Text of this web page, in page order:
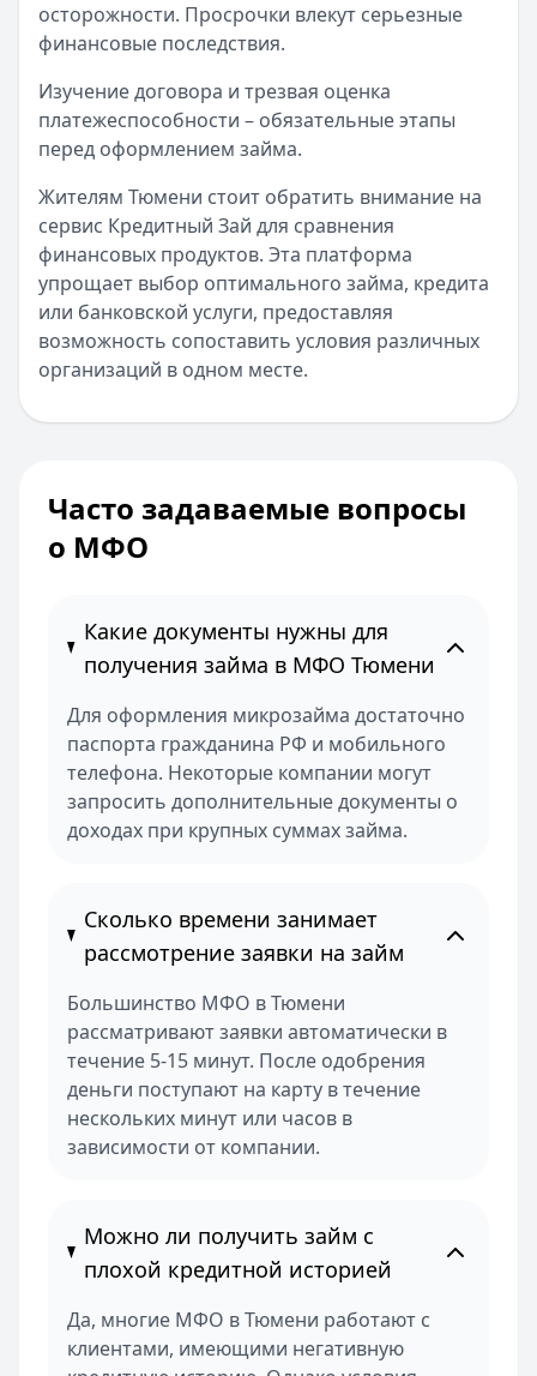
осторожности. Просрочки влекут серьезные
финансовые последствия.
Изучение договора и трезвая оценка
платежеспособности – обязательные этапы
перед оформлением займа.
Жителям Тюмени стоит обратить внимание на
сервис Кредитный Зай для сравнения
финансовых продуктов. Эта платформа
упрощает выбор оптимального займа, кредита
или банковской услуги, предоставляя
возможность сопоставить условия различных
организаций в одном месте.
Часто задаваемые вопросы
о МФО
Какие документы нужны для
получения займа в МФО Тюмени
Для оформления микрозайма достаточно
паспорта гражданина РФ и мобильного
телефона. Некоторые компании могут
запросить дополнительные документы о
доходах при крупных суммах займа.
Сколько времени занимает
рассмотрение заявки на займ
Большинство МФО в Тюмени
рассматривают заявки автоматически в
течение 5-15 минут. После одобрения
деньги поступают на карту в течение
нескольких минут или часов в
зависимости от компании.
Можно ли получить займ с
плохой кредитной историей
Да, многие МФО в Тюмени работают с
клиентами, имеющими негативную